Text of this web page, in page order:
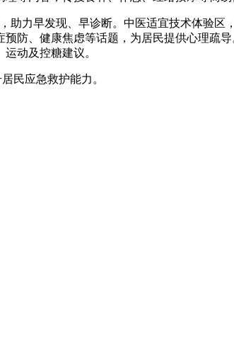
力早发现、早诊断。中医适宜技术体验区
防、健康焦虑等话题，为居民提供心理疏
动及控糖建议。
民应急救护能力。